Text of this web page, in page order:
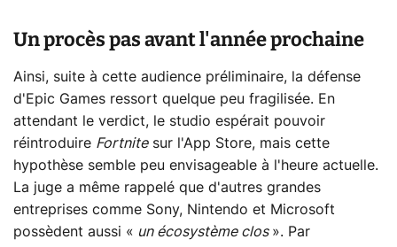
Un procès pas avant l'année prochaine
Ainsi, suite à cette audience préliminaire, la défense
d'Epic Games ressort quelque peu fragilisée. En
attendant le verdict, le studio espérait pouvoir
réintroduire Fortnitesur l'App Store, mais cette
hypothèse semble peu envisageable à l'heure actuelle.
La juge a même rappelé que d'autres grandes
entreprises comme Sony, Nintendo et Microsoft
possèdent aussi « un écosystème clos ». Par